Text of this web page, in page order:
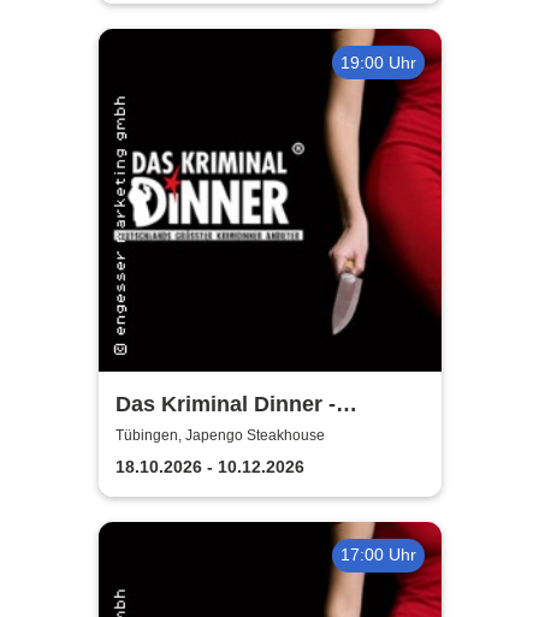
19:00 Uhr
Das Kriminal Dinner -
Testament à la Carte
Tübingen, Japengo Steakhouse
18.10.2026 - 10.12.2026
17:00 Uhr